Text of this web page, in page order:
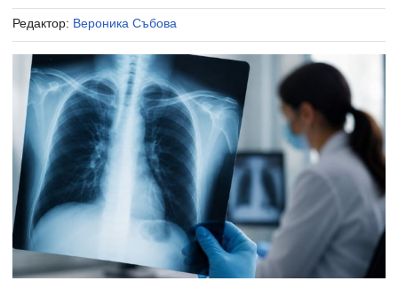
Редактор: Вероника Събова